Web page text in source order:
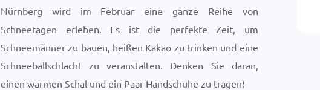
Nürnberg wird im Februar eine ganze Reihe von
Schneetagen erleben. Es ist die perfekte Zeit, um
Schneemänner zu bauen, heißen Kakao zu trinken und eine
Schneeballschlacht zu veranstalten. Denken Sie daran,
einen warmen Schal und ein Paar Handschuhe zu tragen!